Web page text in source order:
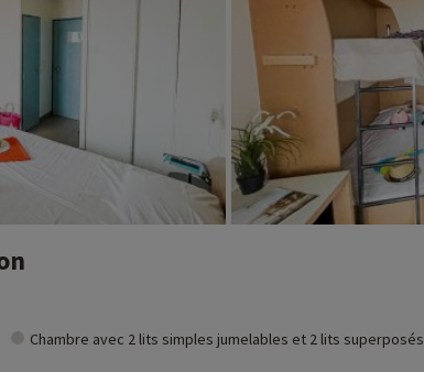
Chambre avec 2 lits simples jumelables et 2 lits superposés